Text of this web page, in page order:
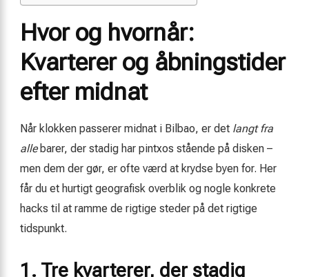
Hvor og hvornår:
Kvarterer og åbningstider
efter midnat
Når klokken passerer midnat i Bilbao, er det langt fra
allebarer, der stadig har pintxos stående på disken –
men dem der gør, er ofte værd at krydse byen for. Her
får du et hurtigt geografisk overblik og nogle konkrete
hacks til at ramme de rigtige steder på det rigtige
tidspunkt.
1. Tre kvarterer, der stadig